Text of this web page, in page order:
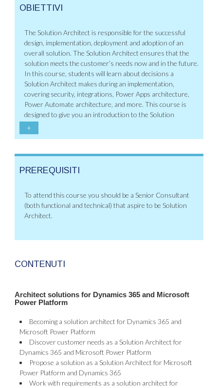
OBIETTIVI
The Solution Architect is responsible for the successful
design, implementation, deployment and adoption of an
overall solution. The Solution Architect ensures that the
solution meets the customer’s needs now and in the future.
In this course, students will learn about decisions a
Solution Architect makes during an implementation,
covering security, integrations, Power Apps architecture,
Power Automate architecture, and more. This course is
designed to give you an introduction to the Solution
+
PREREQUISITI
To attend this course you should be a Senior Consultant
(both functional and technical) that aspire to be Solution
Architect.
CONTENUTI
Architect solutions for Dynamics 365 and Microsoft
Power Platform
Becoming a solution architect for Dynamics 365 and
Microsoft Power Platform
Discover customer needs as a Solution Architect for
Dynamics 365 and Microsoft Power Platform
Propose a solution as a Solution Architect for Microsoft
Power Platform and Dynamics 365
Work with requirements as a solution architect for